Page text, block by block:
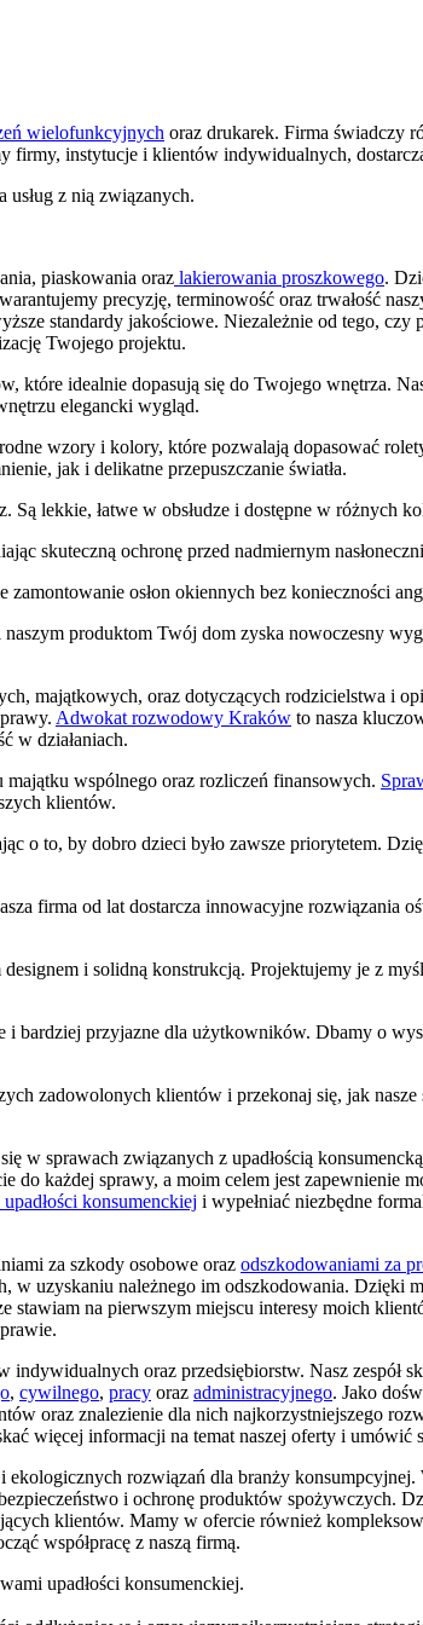
wielofunkcyjnych oraz drukarek. Firma świadczy
firmy, instytucje i klientów indywidualnych,
usług z nią związanych.
piaskowania oraz lakierowania proszkowego.
precyzję, terminowość oraz trwałość
standardy jakościowe. Niezależnie od tego, czy
Twojego projektu.
które idealnie dopasują się do Twojego wnętrza.
elegancki wygląd.
wzory i kolory, które pozwalają dopasować
jak i delikatne przepuszczanie światła.
lekkie, łatwe w obsłudze i dostępne w różnych
skuteczną ochronę przed nadmiernym
zamontowanie osłon okiennych bez konieczności
produktom Twój dom zyska nowoczesny
majątkowych, oraz dotyczących rodzicielstwa i
Adwokat rozwodowy Kraków to nasza
w działaniach.
wspólnego oraz rozliczeń finansowych.
klientów.
o to, by dobro dzieci było zawsze priorytetem.
firma od lat dostarcza innowacyjne rozwiązania
i solidną konstrukcją. Projektujemy je z
i bardziej przyjazne dla użytkowników. Dbamy o
zadowolonych klientów i przekonaj się, jak
w sprawach związanych z upadłością
do każdej sprawy, a moim celem jest zapewnienie
konsumenckiej i wypełniać niezbędne
za szkody osobowe oraz odszkodowaniami za
uzyskaniu należnego im odszkodowania. Dzięki
na pierwszym miejscu interesy moich
oraz przedsiębiorstw. Nasz zespół
, cywilnego, pracy oraz administracyjnego. Jako
oraz znalezienie dla nich najkorzystniejszego
więcej informacji na temat naszej oferty i umówić
rozwiązań dla branży konsumpcyjnej.
i ochronę produktów spożywczych.
klientów. Mamy w ofercie również
współpracę z naszą firmą.
upadłości konsumenckiej.